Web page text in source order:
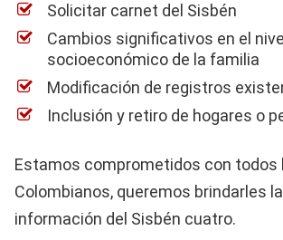
Solicitar carnet del Sisbén
Cambios significativos en el nivel
socioeconómico de la familia
Modificación de registros
Inclusión y retiro de hogares o
Estamos comprometidos con todos
Colombianos, queremos brindarles
información del Sisbén cuatro.